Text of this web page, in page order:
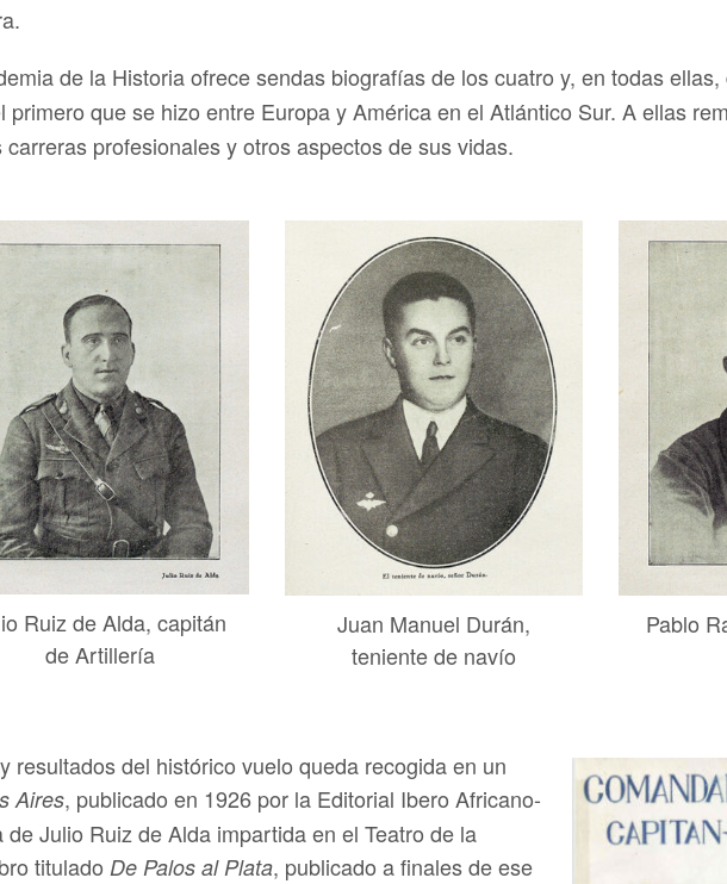
de la Historia ofrece sendas biografías de los cuatro y, en todas
primero que se hizo entre Europa y América en el Atlántico Sur. A ellas
profesionales y otros aspectos de sus vidas.
Ruiz de Alda, capitán
de Artillería
Juan Manuel Durán,
teniente de navío
Pablo
resultados del histórico vuelo queda recogida en un
Aires, publicado en 1926 por la Editorial Ibero Africano-
Julio Ruiz de Alda impartida en el Teatro de la
titulado De Palos al Plata, publicado a finales de ese